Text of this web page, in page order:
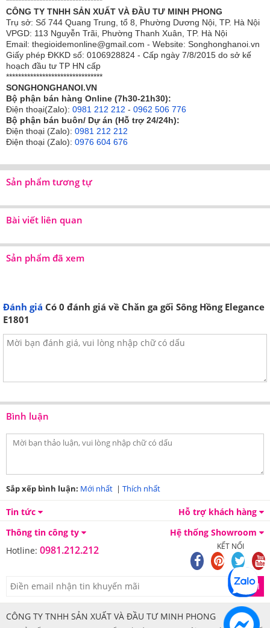
Bộ chăn ga gối Sông Hồng
Elegance (Ga chun)
Bộ chăn ga gối Sông Hồng
Elegance (Ga Phủ)
Kích thước bộ chăn ga gối
1.2m bao gồm:
1 vỏ gối ôm
1 ga chun
1 chăn xuân thu thêu
180x210cm
Kích thước bộ chăn ga gối
1.4m trở lên bao gồm:
2 vỏ gối thêu 45x65cm
1 ga chun theo kích
thước
200x220cm
Kích thước bộ chăn ga gối
1.2m bao gồm:
1 vỏ gối ôm
1 ga phủ
1 chăn xuân thu thêu
1.4m trở lên bao gồm:
1 ga phủ theo kích
200x220cm
CÔNG TY TNHH SẢN XUẤT VÀ ĐẦU TƯ MINH PHONG
Trụ sở: Số 744 Quang Trung, tổ 8, Phường Dương Nội, TP. Hà Nội
VPGD: 113 Nguyễn Trãi, Phường Thanh Xuân, TP. Hà Nội
Email: thegioidemonline@gmail.com - Website: Songhonghanoi.vn
Giấy phép ĐKKD số: 0106928824 - Cấp ngày 7/8/2015 do sở kế
hoạch đầu tư TP HN cấp
********************************
SONGHONGHANOI.VN
Bộ phận bán hàng Online (7h30-21h30):
Điện thoại(Zalo): 0981 212 212 - 0962 506 776
Bộ phận bán buôn/ Dự án (Hỗ trợ 24/24h):
Điện thoại (Zalo): 0981 212 212
Điện thoại (Zalo): 0976 604 676
Sản phẩm tương tự
Bài viết liên quan
Sản phẩm đã xem
Đánh giá Có 0 đánh giá về Chăn ga gối Sông Hồng Elegance
E1801
Bình luận
Sắp xếp bình luận: Mới nhất | Thích nhất
Tin tức
Hỗ trợ khách hàng
Thông tin công ty
Hệ thống Showroom
Hotline: 0981.212.212 KẾT NỐI
GỬI
CÔNG TY TNHH SẢN XUẤT VÀ ĐẦU TƯ MINH PHONG